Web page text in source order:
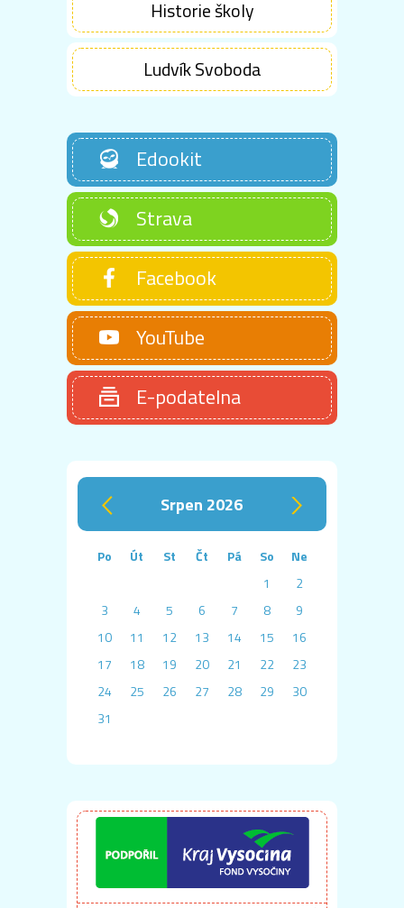
Historie školy
Ludvík Svoboda
Edookit
Strava
Facebook
YouTube
E-podatelna
‹ srpen 2026 ›
Po Út St Čt Pá So
Ne
1
2
3
4 5 6 7 8
9
10
11 12 13 14 15
16
17
18 19 20 21 22
23
24
25 26 27 28 29
30
31